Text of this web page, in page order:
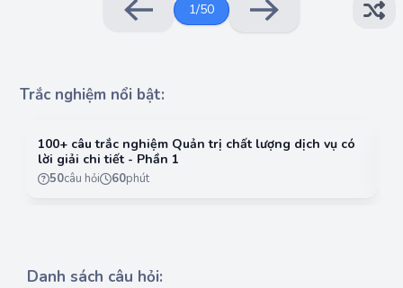
1/50
Trắc nghiệm nổi bật:
100+ câu trắc nghiệm Quản trị chất lượng dịch vụ có
lời giải chi tiết - Phần 1
50câu hỏi 60phút
Danh sách câu hỏi: